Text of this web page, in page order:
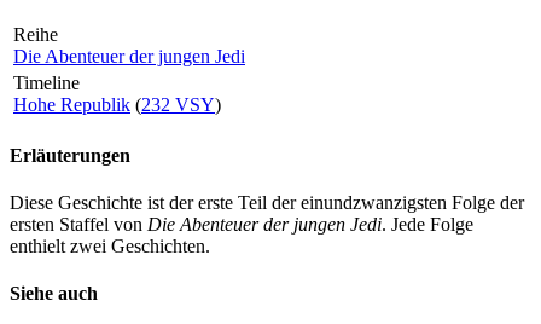
Reihe
Die Abenteuer der jungen Jedi
Timeline
Hohe Republik (232 VSY)
Erläuterungen
Diese Geschichte ist der erste Teil der einundzwanzigsten Folge der
ersten Staffel von Die Abenteuer der jungen Jedi. Jede Folge
enthielt zwei Geschichten.
Siehe auch